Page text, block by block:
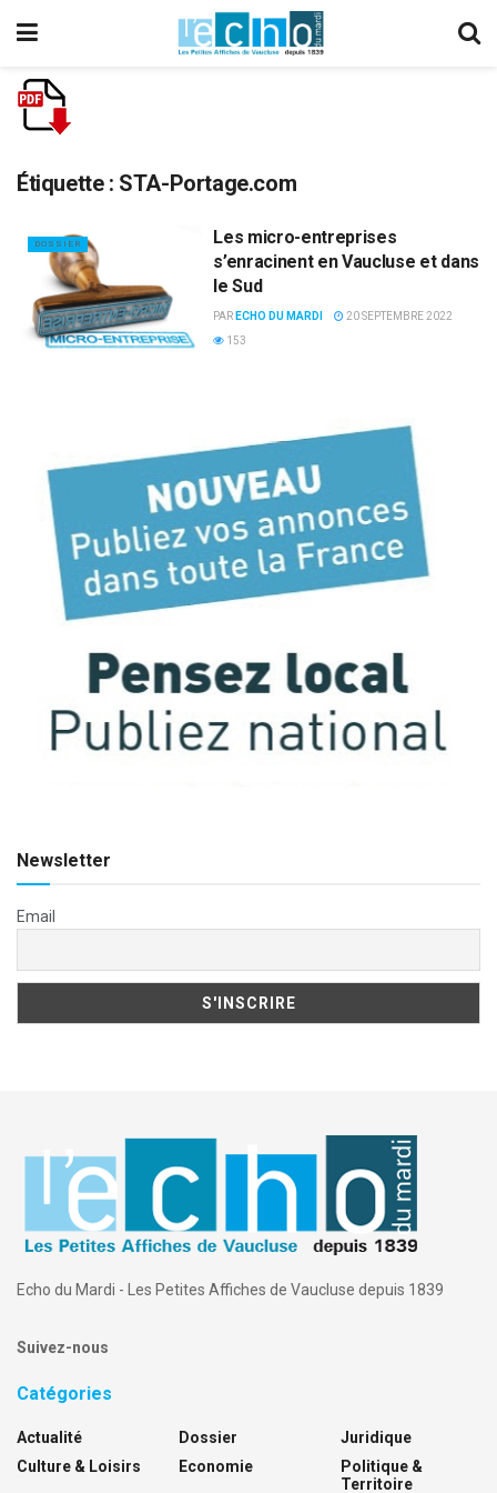
Étiquette : STA-Portage.com
DOSSIER
Les micro-entreprises
s’enracinent en Vaucluse et dans
le Sud
PAR ECHO DU MARDI
20 SEPTEMBRE 2022
153
Newsletter
Email
Echo du Mardi - Les Petites Affiches de Vaucluse depuis 1839
Suivez-nous
Catégories
Actualité
Culture & Loisirs
Dossier
Economie
Juridique
Politique &
Territoire